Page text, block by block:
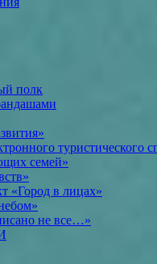
полк
туристического
семей»
«Город в лицах»
не все…»